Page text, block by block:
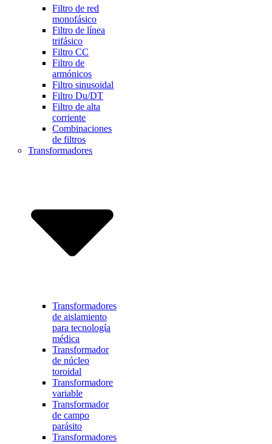
Filtro de red
monofásico
Filtro de línea
trifásico
Filtro CC
Filtro de
armónicos
Filtro sinusoidal
Filtro Du/DT
Filtro de alta
corriente
Combinaciones
de filtros
Transformadores
Transformadores
de aislamiento
para tecnología
médica
Transformador
de núcleo
toroidal
Transformadore
variable
Transformador
de campo
parásito
Transformadores